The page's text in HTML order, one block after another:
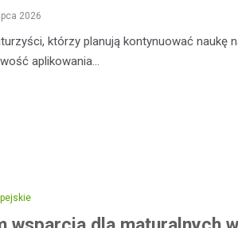
2026
którzy planują kontynuować naukę
aplikowania…